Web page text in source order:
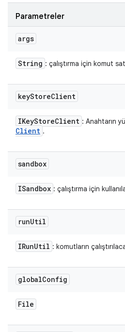
Parametreler
args
String : çalıştırma için komut
keyStoreClient
IKeyStoreClient : Anahtarın
Client .
sandbox
ISandbox : çalıştırma için
runUtil
IRunUtil : komutların
globalConfig
File